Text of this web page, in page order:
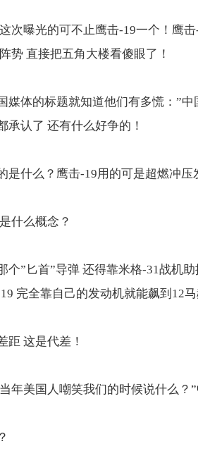
次曝光的可不止鹰击-19一个！鹰击
势 直接把五角大楼看傻眼了！
媒体的标题就知道他们有多慌： ”中
承认了 还有什么好争的！
是什么？鹰击-19用的可是超燃冲压
什么概念？
个” 匕首”导弹 还得靠米格-31战机助
完全靠自己的发动机就能飙到 12马
距 这是代差！
年美国人嘲笑我们的时候说什么？ ”